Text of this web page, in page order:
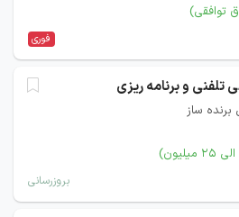
توافقی)
فوری
و برنامه ریزی
ساز
بروزرسانی